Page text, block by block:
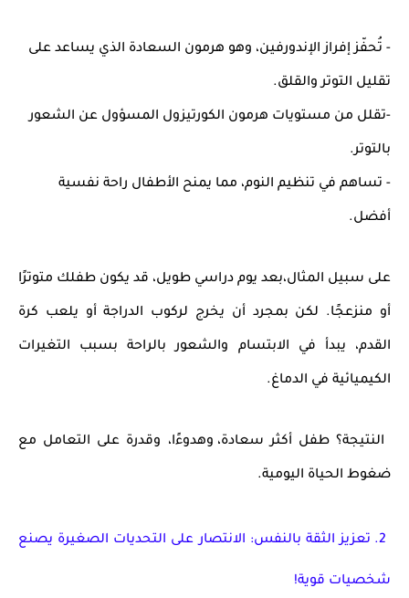
- تُحفّز إفراز الإندورفين، وهو هرمون السعادة الذي يساعد على
تقليل التوتر والقلق.
-تقلل من مستويات هرمون الكورتيزول المسؤول عن الشعور
بالتوتر.
- تساهم في تنظيم النوم، مما يمنح الأطفال راحة نفسية
أفضل.
على سبيل المثال،بعد يوم دراسي طويل، قد يكون طفلك متوترًا
أو منزعجًا. لكن بمجرد أن يخرج لركوب الدراجة أو يلعب كرة
القدم، يبدأ في الابتسام والشعور بالراحةبسبب التغيرات
الكيميائية في الدماغ.
النتيجة؟ طفل أكثر سعادة، وهدوءًا، وقدرة على التعامل مع
ضغوط الحياة اليومية.
2. تعزيز الثقة بالنفس: الانتصار على التحديات الصغيرة يصنع
شخصيات قوية!